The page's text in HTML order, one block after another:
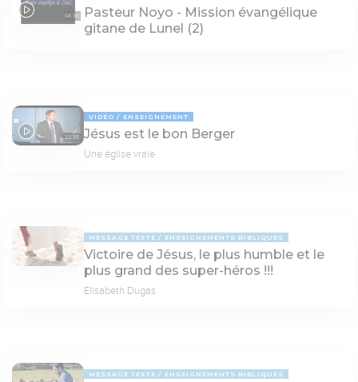
04:36
Pasteur Noyo - Mission évangélique
gitane de Lunel (2)
33:35
VIDÉO ENSEIGNEMENT
Jésus est le bon Berger
Une église vraie
MESSAGE TEXTE ENSEIGNEMENTS BIBLIQUES
Victoire de Jésus, le plus humble et le
plus grand des super-héros !!!
Elisabeth Dugas
MESSAGE TEXTE ENSEIGNEMENTS BIBLIQUES